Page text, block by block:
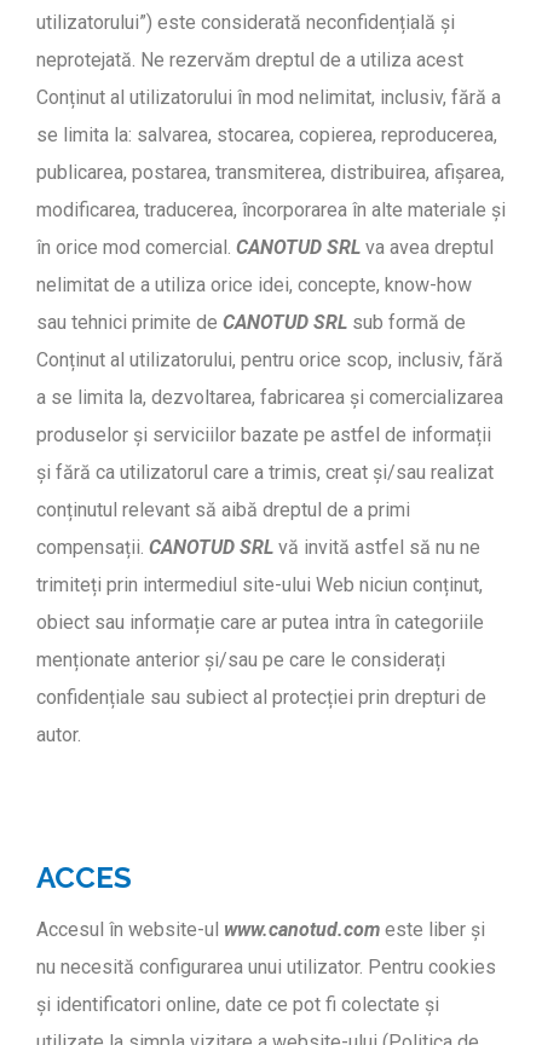
utilizatorului”) este considerată neconfidențială și
neprotejată. Ne rezervăm dreptul de a utiliza acest
Conținut al utilizatorului în mod nelimitat, inclusiv, fără a
se limita la: salvarea, stocarea, copierea, reproducerea,
publicarea, postarea, transmiterea, distribuirea, afișarea,
modificarea, traducerea, încorporarea în alte materiale și
în orice mod comercial. CANOTUD SRL va avea dreptul
nelimitat de a utiliza orice idei, concepte, know-how
sau tehnici primite de CANOTUD SRL sub formă de
Conținut al utilizatorului, pentru orice scop, inclusiv, fără
a se limita la, dezvoltarea, fabricarea și comercializarea
produselor și serviciilor bazate pe astfel de informații
și fără ca utilizatorul care a trimis, creat și/sau realizat
conținutul relevant să aibă dreptul de a primi
compensații. CANOTUD SRL vă invită astfel să nu ne
trimiteți prin intermediul site-ului Web niciun conținut,
obiect sau informație care ar putea intra în categoriile
menționate anterior și/sau pe care le considerați
confidențiale sau subiect al protecției prin drepturi de
autor.
ACCES
Accesul în website-ul www.canotud.com este liber și
nu necesită configurarea unui utilizator. Pentru cookies
și identificatori online, date ce pot fi colectate și